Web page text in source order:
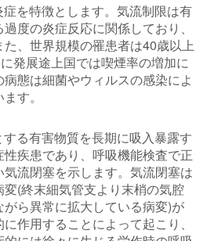
を特徴とします。気流制限は有
度の炎症反応に関係しており、
、世界規模の罹患者は40歳以上
発展途上国では喫煙率の増加に
態は細菌やウィルスの感染によ
す。
る有害物質を長期に吸入暴露す
疾患であり、呼吸機能検査で正
流閉塞を示します。気流閉塞は
(終末細気管支より末梢の気腔
ら異常に拡大している病変)が
作用することによって起こり、